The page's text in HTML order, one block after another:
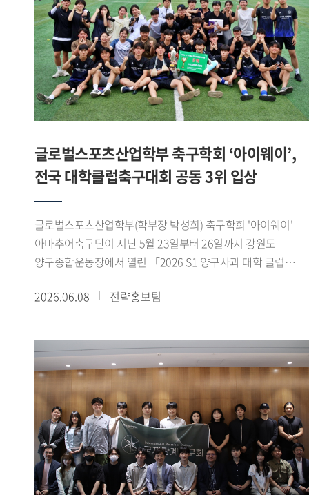
위해 마련됐다. 참가팀들은 스포츠 산업과 AI 바이오헬스
기술을 접목한 다양한 아이디어를 영상 발표 형식으로
제출했으며, 심사는 창의성, 기술 융합성, 산업 적용 가능성,
실현 가능성 등을 중심으로 진행됐다.'AI 동적 운동 처방 플랫폼
팀은 발표 세션에서 ▲Pre-Work(운동 전) 단계의 국민체력100
등급 점수와 실시간 심박변이도(HRV) 기반 오늘의 운동 준비
중) 단계의 제조사별(Apple, Samsung, Garmin) 센서 특성을
반영한 실시간 가변 강도 조절 및 위험 감지 트리거 , ▲Post-
Work(운동 후) 단계의 최상 컨디션 상태 복구를 위한 목표
지향적 역산형 회복 시뮬레이터 발표를 진행하였다.
발표자들은 공공 데이터와 하이엔드 웨어러블 API를 아우르는
구체적인 데이터 매핑 기술과 아키텍처 구축 방안을 제시했다.
심사위원단은 복잡한 생체 데이터를 사용자가 쉽게 이해할 수
배터리 복구 경로 라는 개념을 도입해 운동 상태와 회복 과정을
우수한 평가를 받았다.팀장 이유준 학생은 일회성 측정에
그치던 국가 체력 인증 데이터에 실시간 스마트워치 생체
신호를 결합함으로써, 365일 실시간으로 안전벨트를 매고
운동하는 듯한 디지털 예방 의학 솔루션 을 구현하고자 했다 고
강조하며, 앞으로 제조사별 API 데이터 정규화 과정을 더욱
고도화하고, 향후 실제 공공 인프라 및 보험 산업(인슈어테크)
과의 연동 융합 연구를 통해 전 국민이 안전하게 국가 표준 체력
등급에 도달하는 데 선도적 역할을 다하겠다 고 소감을 밝혔다.
글로벌스포츠산업학부 축구학회 ‘아이웨이’,
전국 대학클럽축구대회 공동 3위 입상
글로벌스포츠산업학부(학부장 박성희) 축구학회 '아이웨이'
아마추어축구단이 지난 5월 23일부터 26일까지 강원도
양구종합운동장에서 열린 「2026 S1 양구사과 대학 클럽
고려대학교 SFA, 한국체육대학교 실버골 FC, 한림대학교
레오를 상대로 조 1위를 기록하며 16강에 진출했다.이후
16강에서는 육군사관학교 사커라이온을, 8강에서는
한림대학교 사이다를 차례로 꺾고 4강에 올랐다. 준결승에서는
서울시립대학교 AZURE와 맞붙어 선전한 끝에 공동 3위로
대회를 마무리했다.이번 대회는 전국 대학 축구 동아리와 학회
팀들이 참가하는 대학 클럽 축구대회로, 아이웨이는 이번
성과를 통해 전국 무대에서 경쟁력을 입증했다.
글로벌스포츠산업학부 축구학회 아이웨이는 학부 재학생들로
구성된 축구 학회로, 교내외 각종 대회와 교류전에 참가하며
꾸준히 활동을 이어가고 있다.
2026.06.08 전략홍보팀